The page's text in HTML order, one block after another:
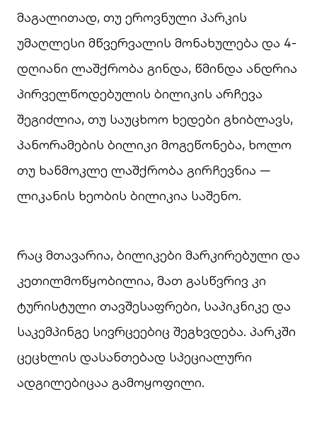
მაგალითად, თუ ეროვნული პარკის
უმაღლესი მწვერვალის მონახულება და 4-
დღიანი ლაშქრობა გინდა, წმინდა ანდრია
პირველწოდებულის ბილიკის არჩევა
შეგიძლია, თუ საუცხოო ხედები გხიბლავს,
პანორამების ბილიკი მოგეწონება, ხოლო
თუ ხანმოკლე ლაშქრობა გირჩევნია —
ლიკანის ხეობის ბილიკია საშენო.
რაც მთავარია, ბილიკები მარკირებული და
კეთილმოწყობილია, მათ გასწვრივ კი
ტურისტული თავშესაფრები, საპიკნიკე და
საკემპინგე სივრცეებიც შეგხვდება. პარკში
ცეცხლის დასანთებად სპეციალური
ადგილებიცაა გამოყოფილი.